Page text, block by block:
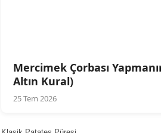
Mercimek Çorbası
Altın Kural)
25 Tem 2026